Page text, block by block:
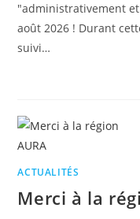
"administrativement
août 2026 ! Durant
suivi…
ACTUALITÉS
Merci à la